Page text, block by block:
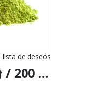
lista de deseos
货物（DHL 或联邦快递）
华卡普粉 / 200 克，2 公斤 - （Minquartia Guianensis） - 100%天然草本植物牛蒡粉